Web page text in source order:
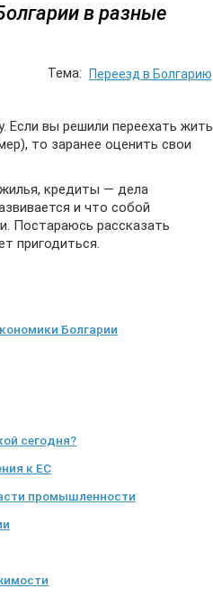
в разные
Тема: Переезд в Болгарию
Если вы решили переехать жить
то заранее оценить свои
кредиты — дела
и что собой
Постараюсь рассказать
пригодиться.
Болгарии
сегодня?
к ЕС
промышленности